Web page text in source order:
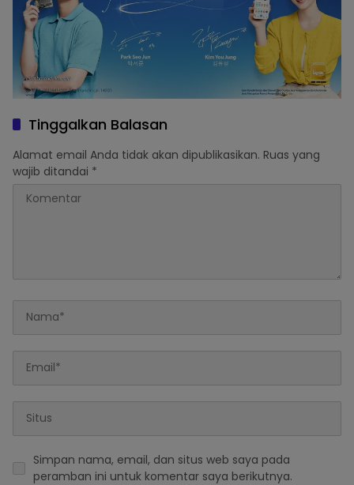
Tinggalkan Balasan
Alamat email Anda tidak akan dipublikasikan. Ruas yang
wajib ditandai *
Simpan nama, email, dan situs web saya pada
peramban ini untuk komentar saya berikutnya.